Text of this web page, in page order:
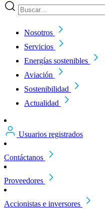
Nosotros
Servicios
Energías sostenibles
Aviación
Sostenibilidad
Actualidad
Usuarios registrados
Contáctanos
Proveedores
Accionistas e inversores